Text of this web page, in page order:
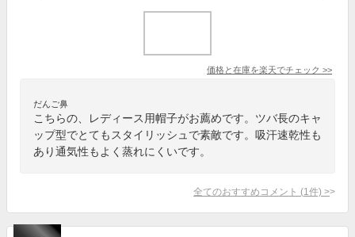
価格と在庫を楽天でチェック >>
だんご鼻
こちらの、レディース用帽子がお薦めです。ツバ長のキャ
ップ型でとてもスタイリッシュで素敵です。吸汗速乾性も
あり通気性もよく蒸れにくいです。
全てのおすすめコメント (1 件) >